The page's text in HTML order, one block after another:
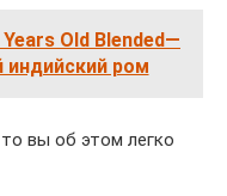
Old Blended—
индийский ром
то вы об этом легко